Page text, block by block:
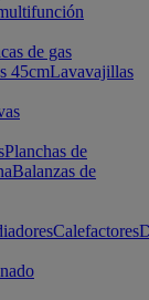
de gas
45cmLavavajillas
Planchas de
Balanzas de
Calefactores